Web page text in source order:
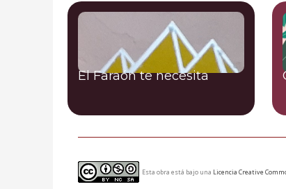
El Faraón te necesita
Esta obra está bajo una Licencia Creative